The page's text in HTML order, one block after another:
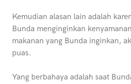
Kemudian alasan lain adalah
Bunda menginginkan
makanan yang Bunda inginkan,
puas.
Yang berbahaya adalah saat